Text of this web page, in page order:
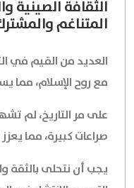
الثقافة الصينية
المتناغم
العديد من القيم في
مع روح الإسلام، مما
على مر التاريخ، لم
صراعات كبيرة، مما
يجب أن نتحلى بالثقة